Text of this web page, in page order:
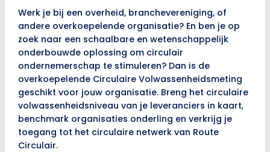
Werk je bij een overheid, branchevereniging, of
andere overkoepelende organisatie? En ben je op
zoek naar een schaalbare en wetenschappelijk
onderbouwde oplossing om circulair
ondernemerschap te stimuleren? Dan is de
overkoepelende Circulaire Volwassenheidsmeting
geschikt voor jouw organisatie. Breng het circulaire
volwassenheidsniveau van je leveranciers in kaart,
benchmark organisaties onderling en verkrijg je
toegang tot het circulaire netwerk van Route
Circulair.